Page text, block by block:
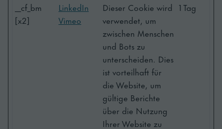
__cf_bm
[x2]
LinkedIn
Vimeo
Dieser Cookie wird
verwendet, um
zwischen Menschen
und Bots zu
unterscheiden. Dies
ist vorteilhaft für
die Website, um
gültige Berichte
über die Nutzung
Ihrer Website zu
1 Tag